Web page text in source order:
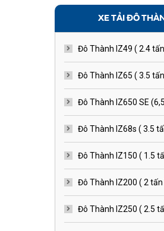
XE TẢI ĐÔ
Đô Thành IZ49 ( 2.4
Đô Thành IZ65 ( 3.5
Đô Thành IZ650 SE
Đô Thành IZ68s ( 3.5
Đô Thành IZ150 ( 1.5
Đô Thành IZ200 ( 2 tấn
Đô Thành IZ250 ( 2.5